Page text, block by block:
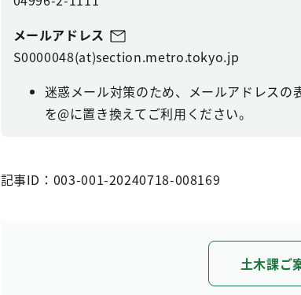
メールアドレス
S0000048(at)section.metro.tokyo.jp
迷惑メール対策のため、メールアドレスの
を@に置き換えてご利用ください。
記事ID：003-001-20240718-008169
土木課ご